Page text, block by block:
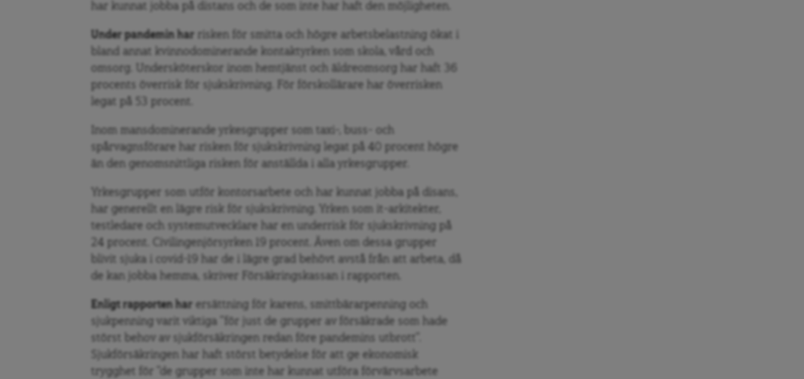
har kunnat jobba på distans och de som inte har haft den möjligheten.
Under pandemin har risken för smitta och högre arbetsbelastning ökat i
bland annat kvinnodominerande kontaktyrken som skola, vård och
omsorg. Undersköterskor inom hemtjänst och äldreomsorg har haft 36
procents överrisk för sjukskrivning. För förskollärare har överrisken
legat på 53 procent.
Inom mansdominerande yrkesgrupper som taxi-, buss- och
spårvagnsförare har risken för sjukskrivning legat på 40 procent högre
än den genomsnittliga risken för anställda i alla yrkesgrupper.
Yrkesgrupper som utför kontorsarbete och har kunnat jobba på disans,
har generellt en lägre risk för sjukskrivning. Yrken som it-arkitekter,
testledare och systemutvecklare har en underrisk för sjukskrivning på
24 procent. Civilingenjörsyrken 19 procent. Även om dessa grupper
blivit sjuka i covid-19 har de i lägre grad behövt avstå från att arbeta, då
de kan jobba hemma, skriver Försäkringskassan i rapporten.
Enligt rapporten har ersättning för karens, smittbärarpenning och
sjukpenning varit viktiga ”för just de grupper av försäkrade som hade
störst behov av sjukförsäkringen redan före pandemins utbrott”.
Sjukförsäkringen har haft störst betydelse för att ge ekonomisk
trygghet för ”de grupper som inte har kunnat utföra förvärvsarbete